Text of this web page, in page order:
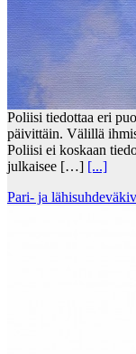
Poliisi tiedottaa eri
päivittäin. Välillä
Poliisi ei koskaan
julkaisee […] [...]
Pari- ja